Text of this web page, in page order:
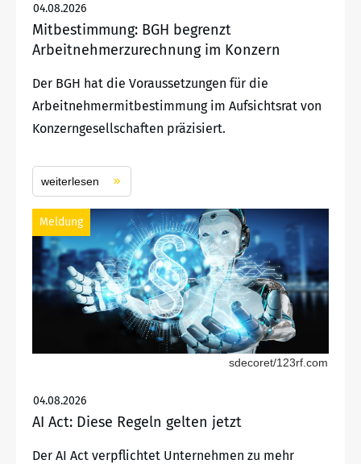
04.08.2026
Mitbestimmung: BGH begrenzt
Arbeitnehmerzurechnung im Konzern
Der BGH hat die Voraussetzungen für die
Arbeitnehmermitbestimmung im Aufsichtsrat von
Konzerngesellschaften präzisiert.
weiterlesen
Meldung
sdecoret/123rf.com
04.08.2026
AI Act: Diese Regeln gelten jetzt
Der AI Act verpflichtet Unternehmen zu mehr